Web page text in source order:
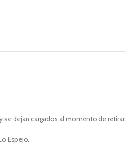
se dejan cargados al momento de retirar.
Espejo.